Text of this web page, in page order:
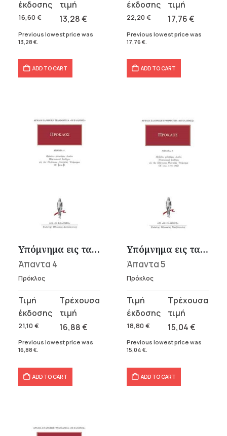
16,60 €
price
was:
13,28€
price
is:
Previous lowest price was
13,28 €
ADD TO CART
22,20 €
price
was:
17,76€
price
is:
Previous lowest price was
17,76 €
ADD TO CART
Υπόμνημα εις τας Πλάτωνος Πολιτείας 4
Άπαντα 4
Πρόκλος
21,10 €
Original
price
was:
21,10 €.
16,88€
Current
price
is:
16,88 €.
Previous lowest price was
16,88 €.
ADD TO CART
Υπόμνημα εις τας Πλάτωνος Πολιτείας 5
Άπαντα 5
Πρόκλος
18,80 €
Original
price
was:
18,80 €.
15,04€
Current
price
is:
15,04 €.
Previous lowest price was
15,04 €.
ADD TO CART